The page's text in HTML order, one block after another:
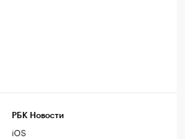
РБК Новости
iOS